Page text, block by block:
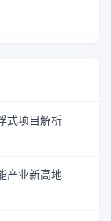
式项目解析
产业新高地